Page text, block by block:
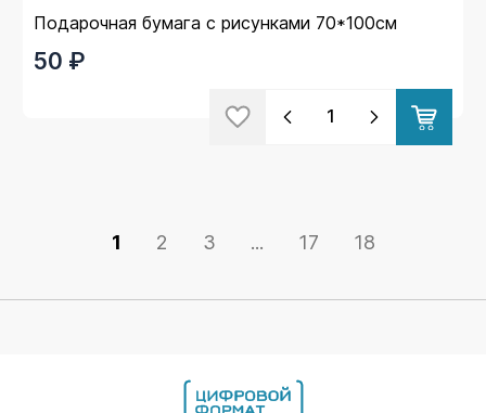
Подарочная бумага с рисунками 70*100см
50 ₽
1 2 3 ... 17 18